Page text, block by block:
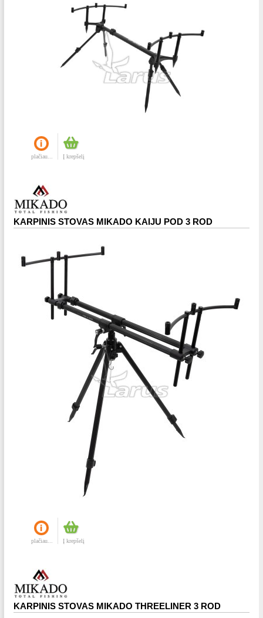
plačiau... Į krepšelį
KARPINIS STOVAS MIKADO KAIJU POD 3 ROD
plačiau... Į krepšelį
KARPINIS STOVAS MIKADO THREELINER 3 ROD